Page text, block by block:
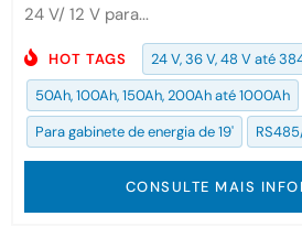
24 V/ 12 V para...
HOT TAGS
24 V, 36 V, 48 V até
50Ah, 100Ah, 150Ah, 200Ah até 1000Ah
Para gabinete de energia de 19'
CONSULTE MAIS